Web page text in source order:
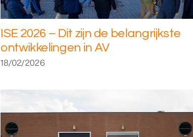
ISE 2026 – Dit zijn de belangrijkste
ontwikkelingen in AV
18/02/2026